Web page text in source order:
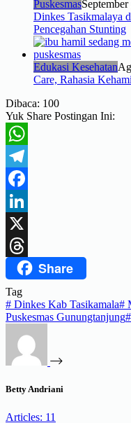
Puskesmas
Dinkes Tasikmalaya
Pencegahan Stunting
Edukasi Kesehatan
Care, Rahasia
Dibaca: 100
Yuk Share Postingan Ini:
WhatsApp
Telegram
Facebook
LinkedIn
X
ThreadsShare
Tag
# Dinkes Kab Tasikamala#
Puskesmas Gunungtanjung#
Betty Andriani
Articles: 11